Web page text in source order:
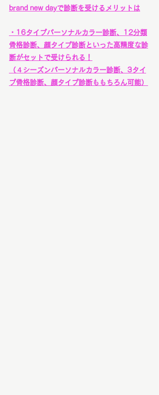
brand new dayで診断を受けるメリットは
・16タイプパーソナルカラー診断、12分類
骨格診断、顔タイプ診断といった高精度な診
断がセットで受けられる！
（４シーズンパーソナルカラー診断、3タイ
プ骨格診断、顔タイプ診断ももちろん可能）